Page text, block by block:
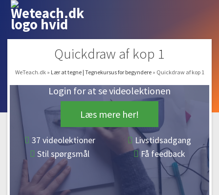
Quickdraw af kop 1
WeTeach.dk » Lær at tegne | Tegnekursus for begyndere » Quickdraw af kop 1
Login for at se videolektionen
Læs mere her!
37 videolektioner
Livstidsadgang
Stil spørgsmål
Få feedback